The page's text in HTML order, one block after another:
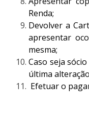
Renda;
Devolver a
apresentar
mesma;
Caso seja
última
Efetuar o